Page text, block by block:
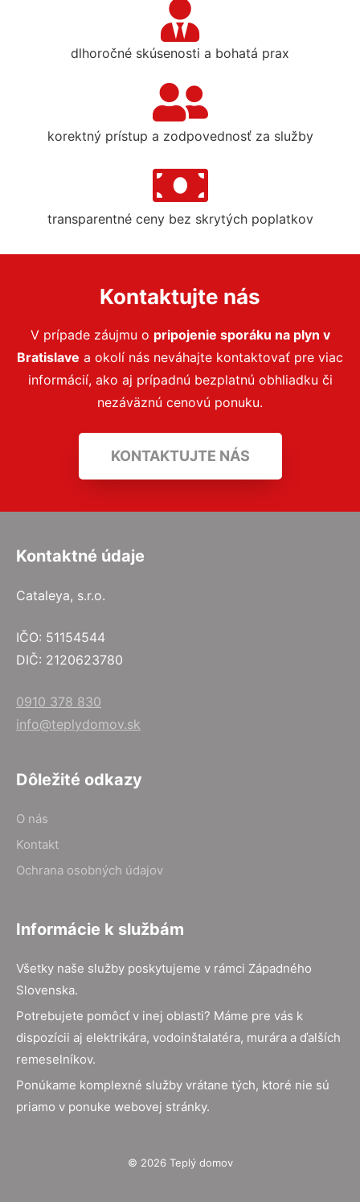
dlhoročné skúsenosti a bohatá prax
korektný prístup a zodpovednosť za služby
transparentné ceny bez skrytých poplatkov
Kontaktujte nás
V prípade záujmu o pripojenie sporáku na plyn v
Bratislave a okolí nás neváhajte kontaktovať pre viac
informácií, ako aj prípadnú bezplatnú obhliadku či
nezáväznú cenovú ponuku.
KONTAKTUJTE NÁS
Kontaktné údaje
Cataleya, s.r.o.
IČO: 51154544
DIČ: 2120623780
0910 378 830
info@teplydomov.sk
Dôležité odkazy
O nás
Kontakt
Ochrana osobných údajov
Informácie k službám
Všetky naše služby poskytujeme v rámci Západného
Slovenska.
Potrebujete pomôcť v inej oblasti? Máme pre vás k
dispozícii aj elektrikára, vodoinštalatéra, murára a ďalších
remeselníkov.
Ponúkame komplexné služby vrátane tých, ktoré nie sú
priamo v ponuke webovej stránky.
© 2026 Teplý domov